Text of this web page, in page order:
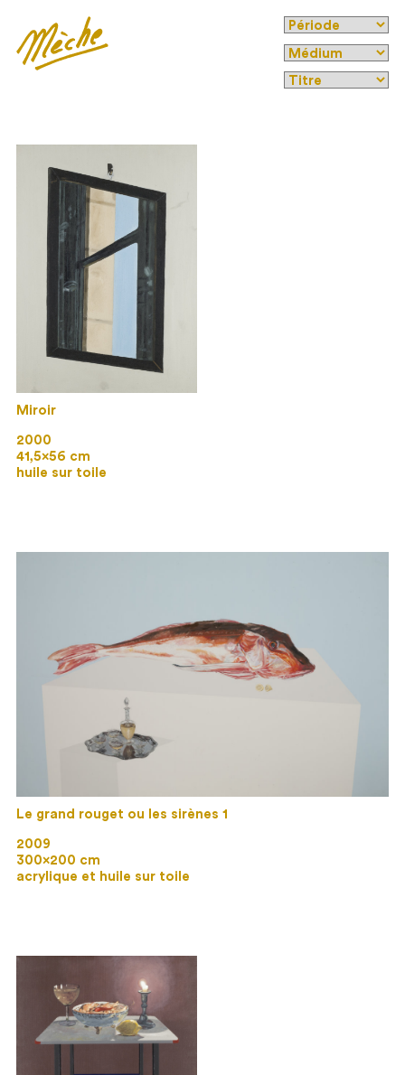
Miroir
2000
41,5×56 cm
huile sur toile
Le grand rouget ou les sirènes 1
2009
300×200 cm
acrylique et huile sur toile